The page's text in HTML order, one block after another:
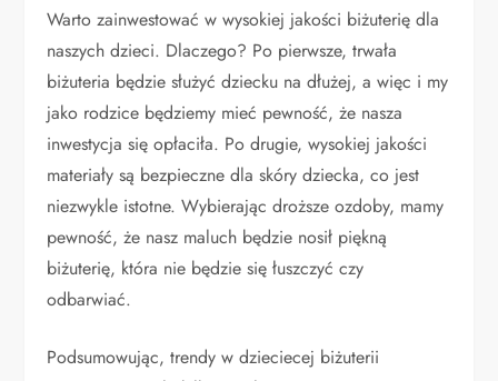
Warto zainwestować w wysokiej jakości biżuterię dla
naszych dzieci. Dlaczego? Po pierwsze, trwała
biżuteria będzie służyć dziecku na dłużej, a więc i my
jako rodzice będziemy mieć pewność, że nasza
inwestycja się opłaciła. Po drugie, wysokiej jakości
materiały są bezpieczne dla skóry dziecka, co jest
niezwykle istotne. Wybierając droższe ozdoby, mamy
pewność, że nasz maluch będzie nosił piękną
biżuterię, która nie będzie się łuszczyć czy
odbarwiać.
Podsumowując, trendy w dzieciecej biżuterii